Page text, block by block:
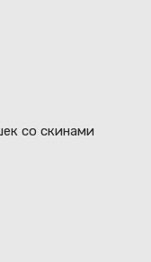
Counter-Strike 1.6 для девушек со скинами